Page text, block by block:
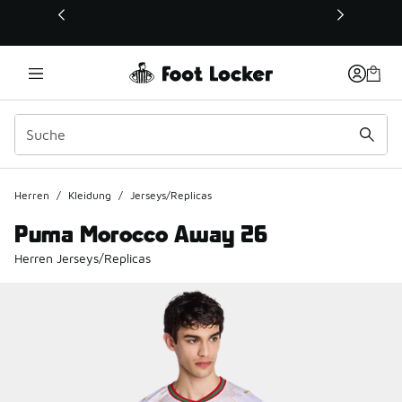
Dieser Link öffnet sich in einem neuen Fenster
Herren / Kleidung / Jerseys/Replicas
Puma Morocco Away 26
Herren Jerseys/Replicas